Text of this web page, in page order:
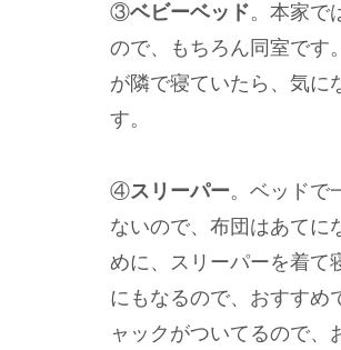
③ベビーベッド。本家で
ので、もちろん同室です
が隣で寝ていたら、気に
す。
④スリーパー。ベッドで
ないので、布団はあてに
めに、スリーパーを着て
にもなるので、おすすめ
ャックがついてるので、